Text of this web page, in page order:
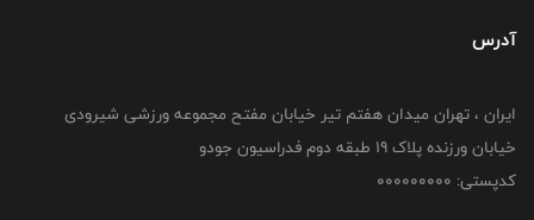
آدرس
ایران ، تهران میدان هفتم تیر خیابان مفتح مجموعه ورزشی شیرودی
خیابان ورزنده پلاک ۱۹ طبقه دوم فدراسیون جودو
کدپستی: 000000000